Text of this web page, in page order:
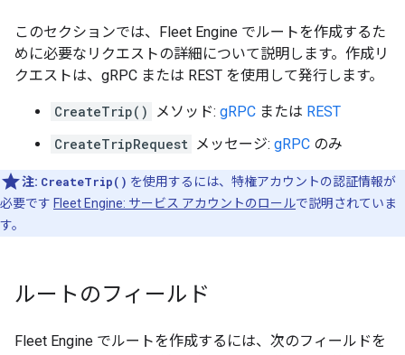
このセクションでは、Fleet Engine でルートを作成するた
めに必要なリクエストの詳細について説明します。作成リ
クエストは、gRPC または REST を使用して発行します。
CreateTrip() メソッド: gRPC または REST
CreateTripRequest メッセージ: gRPC のみ
注: CreateTrip() を使用するには、特権アカウントの認証情報が
必要です Fleet Engine: サービス アカウントのロールで説明されていま
す。
ルートのフィールド
Fleet Engine でルートを作成するには、次のフィールドを